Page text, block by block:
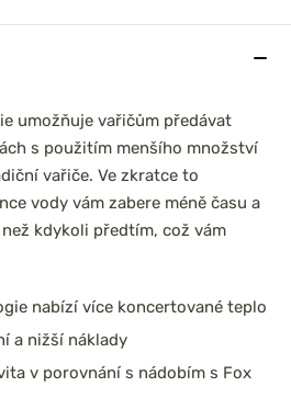
umožňuje vařičům předávat
s použitím menšího množství
vařiče. Ve zkratce to
vody vám zabere méně času a
kdykoli předtím, což vám
nabízí více koncertované teplo
a nižší náklady
v porovnání s nádobím s Fox